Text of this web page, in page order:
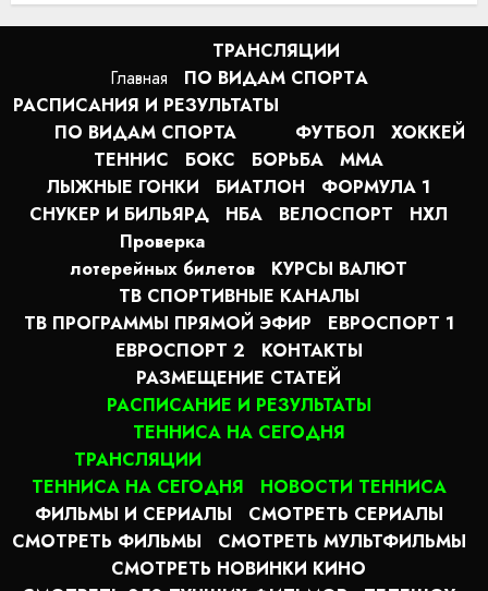
Главная
ТРАНСЛЯЦИИ
ПО ВИДАМ СПОРТA
РАСПИСАНИЯ И РЕЗУЛЬТАТЫ
ПО ВИДАМ СПОРТА
ФУТБОЛ
ХОККЕЙ
ТЕННИС
БОКС БОРЬБА
MMA
ЛЫЖНЫЕ ГОНКИ
БИАТЛОН
ФОРМУЛА 1
СНУКЕР И БИЛЬЯРД
НБА ВЕЛОСПОРТ
НХЛ
Проверка
лотерейных билетов
КУРСЫ ВАЛЮТ
ТВ СПОРТИВНЫЕ КАНАЛЫ
ТВ ПРОГРАММЫ ПРЯМОЙ ЭФИР
ЕВРОСПОРТ 1
ЕВРОСПОРТ 2
КОНТАКТЫ
РАЗМЕЩЕНИЕ СТАТЕЙ
РАСПИСАНИЕ И РЕЗУЛЬТАТЫ
ТЕННИСА НА СЕГОДНЯ
ТРАНСЛЯЦИИ
ТЕННИСА НА СЕГОДНЯ
НОВОСТИ ТЕННИСА
ФИЛЬМЫ И СЕРИАЛЫ
СМОТРЕТЬ СЕРИАЛЫ
СМОТРЕТЬ ФИЛЬМЫ
СМОТРЕТЬ МУЛЬТФИЛЬМЫ
СМОТРЕТЬ НОВИНКИ КИНО